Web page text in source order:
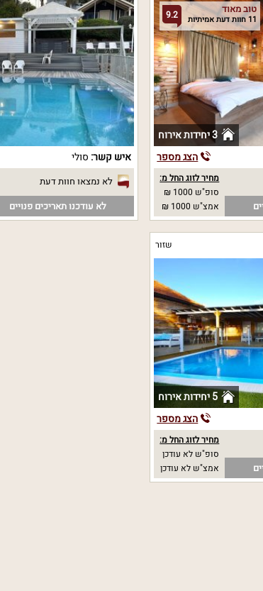
9.2 טוב מאוד
11 חוות דעת אמיתיות
3 יחידות אירוח
הצג מספר
מחיר לזוג החל מ:
סופ"ש 1000 ₪
אמצ"ש 1000 ₪
איש קשר: סולי
לא נמצאו חוות דעת
לא עודכנו תאריכים פנויים
שזור
5 יחידות אירוח
הצג מספר
מחיר לזוג החל מ:
סופ"ש לא עודכן
אמצ"ש לא עודכן